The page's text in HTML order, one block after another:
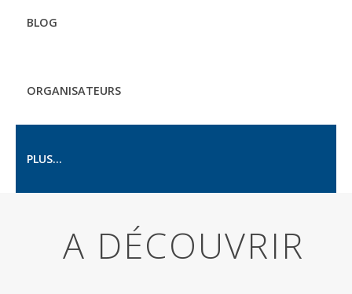
BLOG
ORGANISATEURS
PLUS...
A DÉCOUVRIR